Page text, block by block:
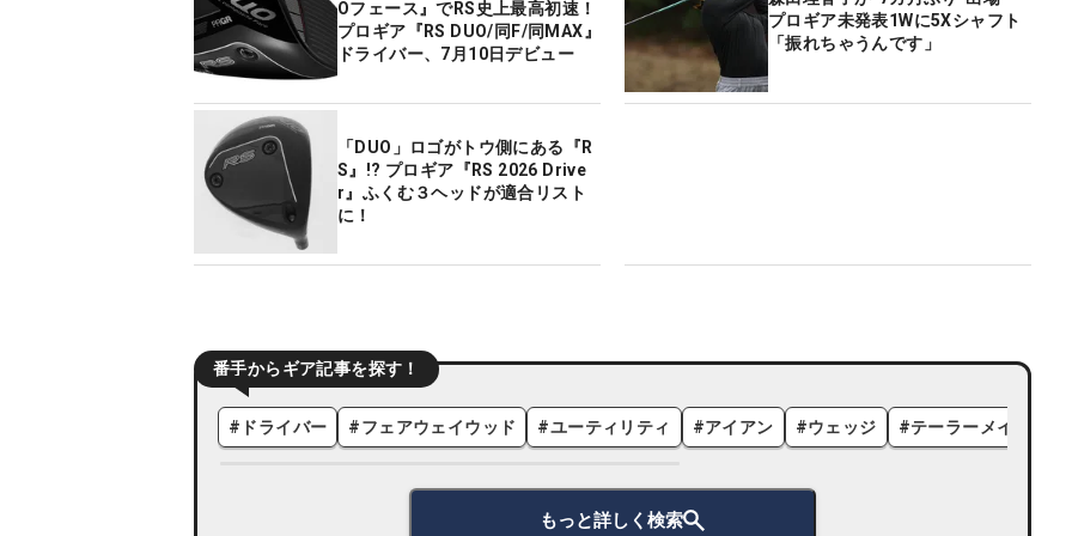
Oフェース』でRS史上最高初速！
プロギア『RS DUO/同F/同MAX』
ドライバー、7月10日デビュー
プロギア未発表1Wに5Xシャフト
「振れちゃうんです」
「DUO」ロゴがトウ側にある『R
S』!? プロギア『RS 2026 Drive
r』ふくむ３ヘッドが適合リスト
に！
番手からギア記事を探す！
# ドライバー #フェアウェイウッド #ユーティリティ #アイアン #ウェッジ #テーラーメイド
もっと詳しく検索